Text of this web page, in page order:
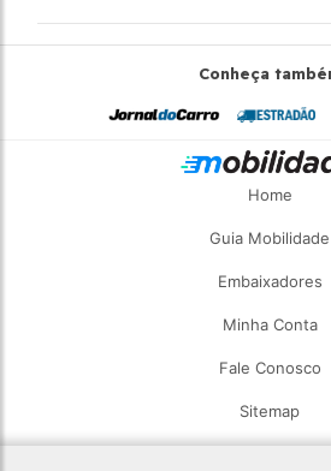
Conheça
Home
Guia Mobilidade
Embaixadores
Minha Conta
Fale Conosco
Sitemap